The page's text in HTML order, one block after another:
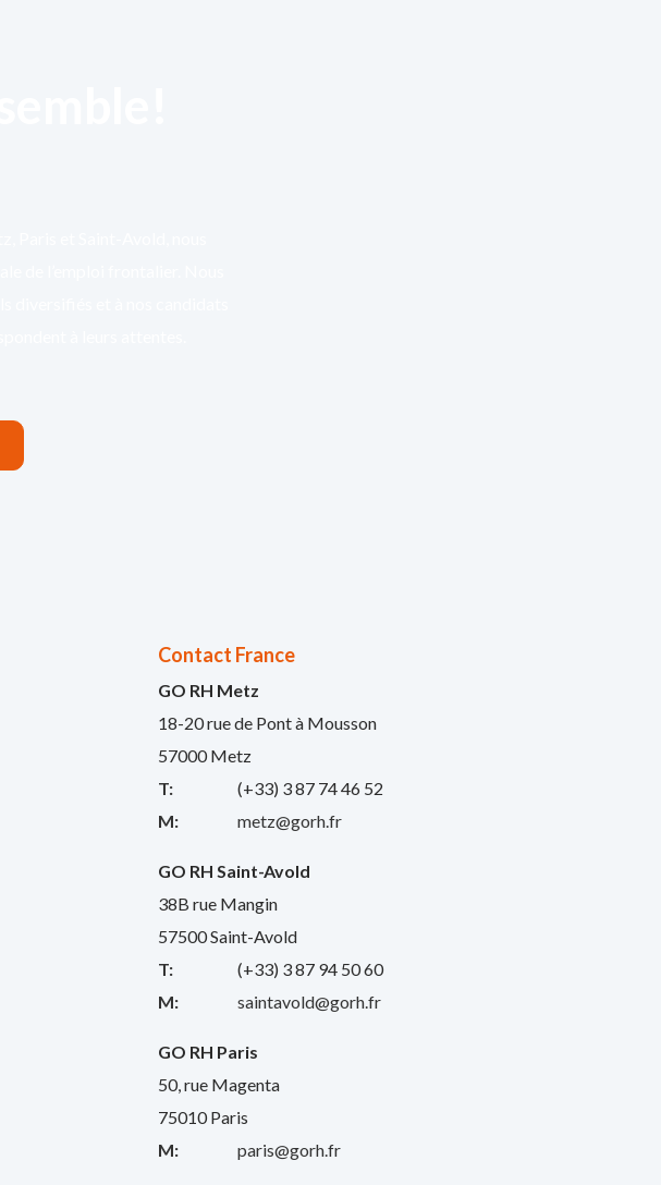
Contact France
GO RH Metz
18-20 rue de Pont à Mousson
57000 Metz
T:
(+33) 3 87 74 46 52
M:
metz@gorh.fr
GO RH Saint-Avold
38B rue Mangin
57500 Saint-Avold
T:
(+33) 3 87 94 50 60
M:
saintavold@gorh.fr
GO RH Paris
50, rue Magenta
75010 Paris
M:
paris@gorh.fr